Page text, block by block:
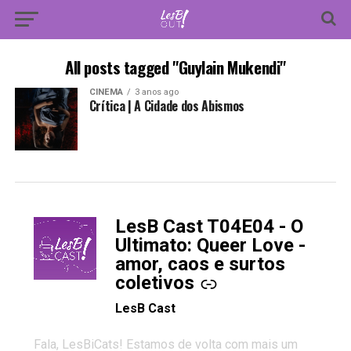
All posts tagged "Guylain Mukendi"
CINEMA 3 anos ago
Crítica | A Cidade dos Abismos
LesB Cast T04E04 - O
Ultimato: Queer Love -
amor, caos e surtos
coletivos
-
LesB Cast
Fala, LesBiCats! Estamos de volta com mais um